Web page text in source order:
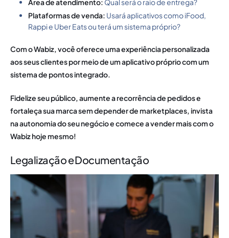
Área de atendimento: Qual será o raio de entrega?
Plataformas de venda: Usará aplicativos como iFood,
Rappi e Uber Eats ou terá um sistema próprio?
Com o Wabiz, você oferece uma experiência personalizada
aos seus clientes por meio de um aplicativo próprio com um
sistema de pontos integrado.
Fidelize seu público, aumente a recorrência de pedidos e
fortaleça sua marca sem depender de marketplaces, invista
na autonomia do seu negócio ecomece a vender mais com o
Wabiz hoje mesmo!
Legalização e Documentação